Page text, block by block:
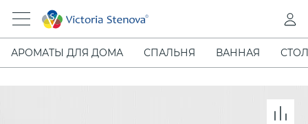
АРОМАТЫ ДЛЯ ДОМА СПАЛЬНЯ ВАННАЯ